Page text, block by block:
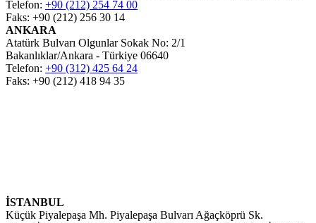
Telefon: +90 (212) 254 74 00
Faks: +90 (212) 256 30 14
ANKARA
Atatürk Bulvarı Olgunlar Sokak No: 2/1
Bakanlıklar/Ankara - Türkiye 06640
Telefon: +90 (312) 425 64 24
Faks: +90 (212) 418 94 35
İSTANBUL
Küçük Piyalepaşa Mh. Piyalepaşa Bulvarı Ağaçköprü Sk.